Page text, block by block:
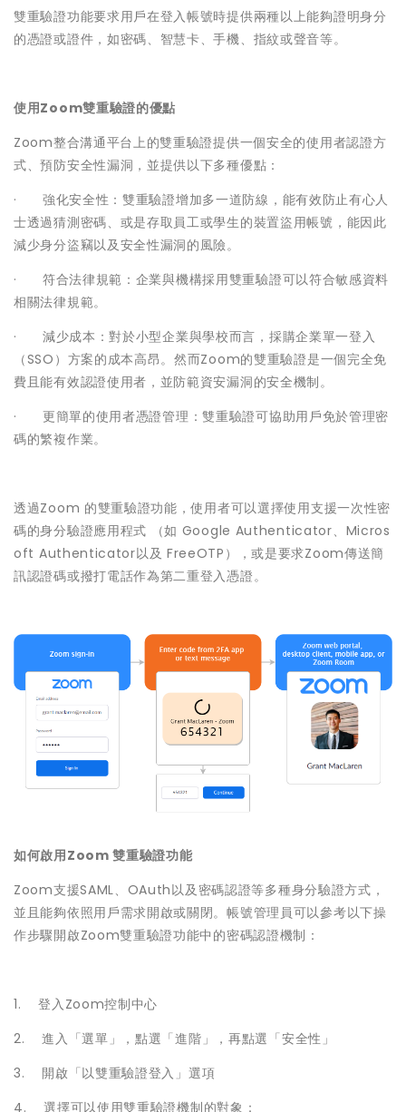
雙重驗證功能要求用戶在登入帳號時提供兩種以上能夠證明身分
的憑證或證件，如密碼、智慧卡、手機、指紋或聲音等。
使用Zoom雙重驗證的優點
Zoom整合溝通平台上的雙重驗證提供一個安全的使用者認證方
式、預防安全性漏洞，並提供以下多種優點：
· 強化安全性：雙重驗證增加多一道防線，能有效防止有心人
士透過猜測密碼、或是存取員工或學生的裝置盜用帳號，能因此
減少身分盜竊以及安全性漏洞的風險。
· 符合法律規範：企業與機構採用雙重驗證可以符合敏感資料
相關法律規範。
· 減少成本：對於小型企業與學校而言，採購企業單一登入
（SSO）方案的成本高昂。然而Zoom的雙重驗證是一個完全免
費且能有效認證使用者，並防範資安漏洞的安全機制。
· 更簡單的使用者憑證管理：雙重驗證可協助用戶免於管理密
碼的繁複作業。
透過Zoom 的雙重驗證功能，使用者可以選擇使用支援一次性密
碼的身分驗證應用程式 （如 Google Authenticator、Micros
oft Authenticator以及 FreeOTP），或是要求Zoom傳送簡
訊認證碼或撥打電話作為第二重登入憑證。
如何啟用Zoom 雙重驗證功能
Zoom支援SAML、OAuth以及密碼認證等多種身分驗證方式，
並且能夠依照用戶需求開啟或關閉。帳號管理員可以參考以下操
作步驟開啟Zoom雙重驗證功能中的密碼認證機制：
1. 登入Zoom控制中心
2. 進入「選單」，點選「進階」，再點選「安全性」
3. 開啟「以雙重驗證登入」選項
4. 選擇可以使用雙重驗證機制的對象：